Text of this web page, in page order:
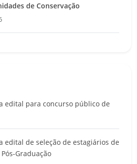
de Conservação
edital para concurso público de
edital de seleção de estagiários de
Graduação